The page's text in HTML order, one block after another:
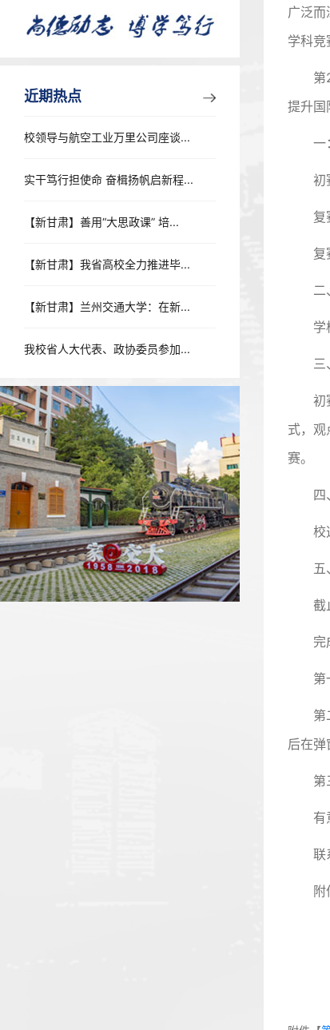
近期热点
校领导与航空工业万里公司座谈...
实干笃行担使命 奋楫扬帆启新程...
【新甘肃】善用“大思政课” 培...
【新甘肃】我省高校全力推进毕...
【新甘肃】兰州交通大学：在新...
我校省人大代表、政协委员参加...
广泛
学科竞
第
提升国
一
初
复
二
学
三
初
式，
赛。
四
校
五
截
完
第
第
后在弹
第
有
联